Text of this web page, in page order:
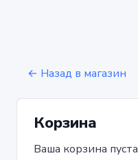
← Назад в магазин
Корзина
Ваша корзина пуста